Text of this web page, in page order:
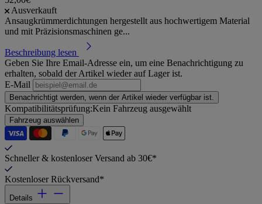
Ausverkauft
Ansaugkrümmerdichtungen hergestellt aus hochwertigem Material
und mit Präzisionsmaschinen ge...
Beschreibung lesen
Geben Sie Ihre Email-Adresse ein, um eine Benachrichtigung zu
erhalten, sobald der Artikel wieder auf Lager ist.
E-Mail
Benachrichtigt werden, wenn der Artikel wieder verfügbar ist.
Kompatibilitätsprüfung:Kein Fahrzeug ausgewählt
Fahrzeug auswählen
Schneller & kostenloser Versand ab 30€*
Kostenloser Rückversand*
Details